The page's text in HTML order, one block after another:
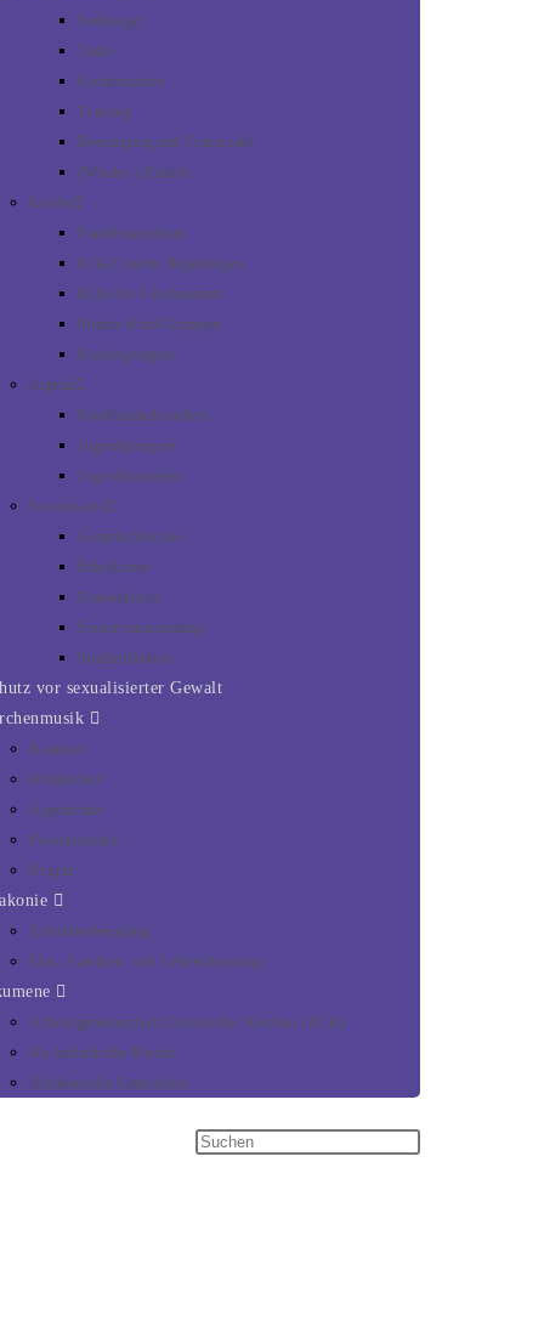
Seelsorge
Taufe
Konfirmation
Trauung
Beerdigung und Trauercafé
(Wieder-) Eintritt
Kinder
Familienzentrum
KiTa Unterm Regenbogen
KiTa Am Glockenturm
Mutter-Kind-Gruppen
Kindergruppen
Jugend
Konfirmandenarbeit
Jugendgruppen
Jugendfreizeiten
Erwachsene
Gesprächskreise
Bibelkreise
Frauenkreise
Seniorennachmittag
Studienfahrten
vor sexualisierter Gewalt
Kantorei
Kinderchor
Jugendchor
Posaunenchor
Orgeln
Schuldnerberatung
Ehe-, Familien- und Lebensberatung
Arbeitsgemeinschaft Christlicher Kirchen (ACK)
Alt-katholische Kirche
Afrikanische Gemeinden